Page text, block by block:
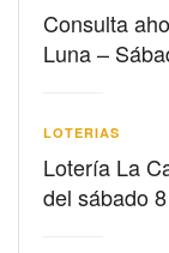
Consulta
Luna –
LOTERIAS
Lotería La
del sábado